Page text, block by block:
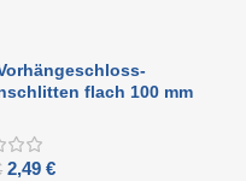
flach 100 mm
2,49€